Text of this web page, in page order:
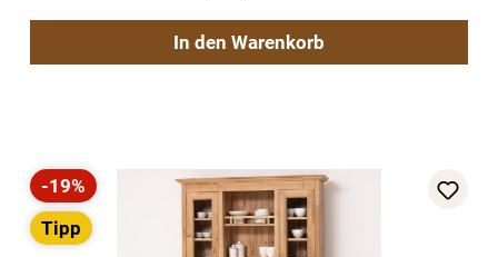
In den Warenkorb
Rabatt
-19%
Tipp